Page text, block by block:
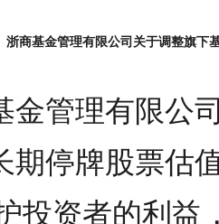
浙商基金管理有限公司关于调整旗下
金管理有限公
期停牌股票估